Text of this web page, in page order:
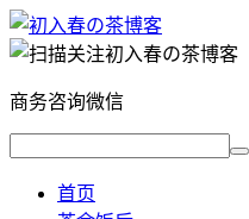
商务咨询微信
首页